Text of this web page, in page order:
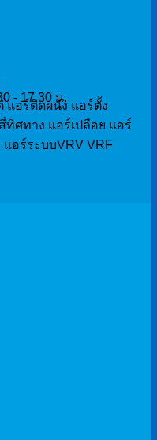
- 17.30 น.
แอร์ติดผนัง แอร์ตั้ง
ศทาง แอร์เปลือย แอร์
อร์ระบบVRV VRF